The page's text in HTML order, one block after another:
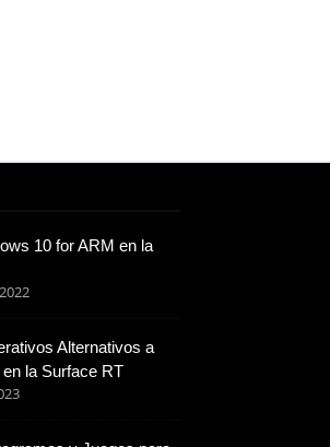
10 for ARM en la
Alternativos a
la Surface RT